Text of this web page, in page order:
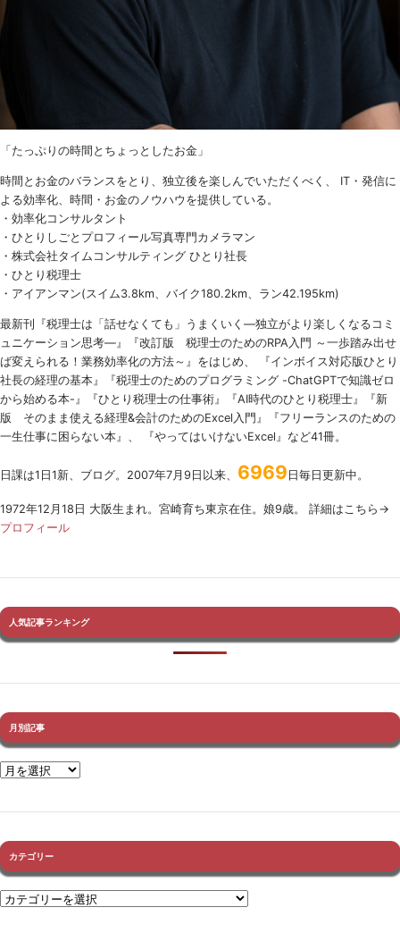
「たっぷりの時間とちょっとしたお金」
時間とお金のバランスをとり、独立後を楽しんでいただくべく、 IT・発信に
よる効率化、時間・お金のノウハウを提供している。
・効率化コンサルタント
・ひとりしごとプロフィール写真専門カメラマン
・株式会社タイムコンサルティング ひとり社長
・ひとり税理士
・アイアンマン(スイム3.8km、バイク180.2km、ラン42.195km)
最新刊『税理士は「話せなくても」うまくいく ―独立がより楽しくなるコミ
ュニケーション思考―』『改訂版 税理士のためのRPA 入門 ～一歩踏み出せ
ば変えられる！業務効率化の方法～』をはじめ、 『インボイス対応版ひとり
社長の経理の基本』『税理士のためのプログラミング -ChatGPTで知識ゼロ
から始める本-』『ひとり税理士の仕事術』『AI時代のひとり税理士』『新
版 そのまま使える経理&会計のためのExcel入門』『フリーランスのための
一生仕事に困らない本』、 『やってはいけないExcel』など41冊。
日課は1日1新、ブログ。2007年7月9日以来、 6969 日毎日更新中。
1972年12月18日 大阪生まれ。宮崎育ち東京在住。娘9歳。 詳細はこちら→
プロフィール
人気記事ランキング
月別記事
カテゴリー